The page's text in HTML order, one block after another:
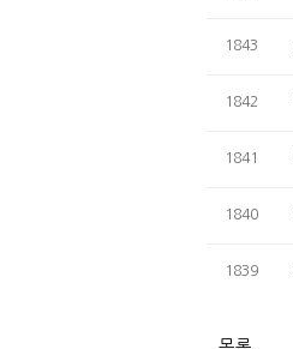
1843
1842
1841
1840
1839